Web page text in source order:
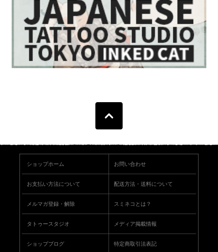
ショップホーム お問い合わせ
お支払い方法について 配送方法・送料について
メルマガ登録・解除 スミネコとは？
タトゥースタジオ メディア掲載情報
ショップブログ 特定商取引法表記